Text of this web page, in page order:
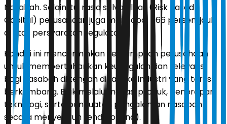
Nasabah. Selain itu, rasio solvabilitas (Risk Based
Capital) perusahaan juga mencapai 466 persen, jauh
di atas persyaratan regulator.
Kondisi ini mencerminkan kemampuan perusahaan
untuk mempertahankan keunggulan dan relevansi
bagi nasabah di tengah dinamika industri yang terus
berkembang. Baik melalui inovasi produk, penerapan
teknologi, serta penguatan pengalaman nasabah
secara menyeluruh (end-to-end).